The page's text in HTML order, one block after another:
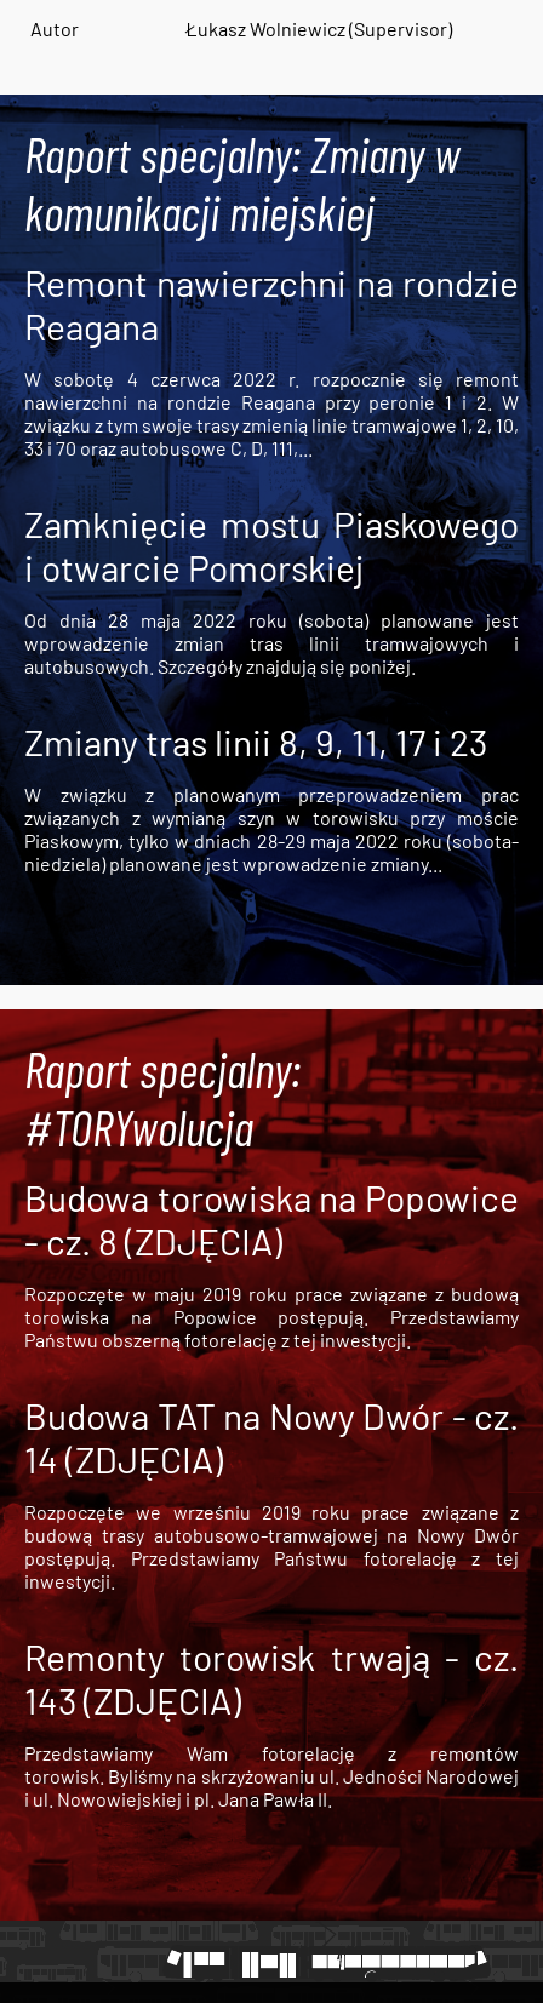
Autor Łukasz Wolniewicz (Supervisor)
Raport specjalny: Zmiany w
komunikacji miejskiej
Remont nawierzchni na rondzie
Reagana
W sobotę 4 czerwca 2022 r. rozpocznie się remont
nawierzchni na rondzie Reagana przy peronie 1 i 2. W
związku z tym swoje trasy zmienią linie tramwajowe 1, 2, 10,
33 i 70 oraz autobusowe C, D, 111,...
Zamknięcie mostu Piaskowego
i otwarcie Pomorskiej
Od dnia 28 maja 2022 roku (sobota) planowane jest
wprowadzenie zmian tras linii tramwajowych i
autobusowych. Szczegóły znajdują się poniżej.
Zmiany tras linii 8, 9, 11, 17 i 23
W związku z planowanym przeprowadzeniem prac
związanych z wymianą szyn w torowisku przy moście
Piaskowym, tylko w dniach 28-29 maja 2022 roku (sobota-
niedziela) planowane jest wprowadzenie zmiany...
Raport specjalny:
#TORYwolucja
Budowa torowiska na Popowice
- cz. 8 (ZDJĘCIA)
Rozpoczęte w maju 2019 roku prace związane z budową
torowiska na Popowice
postępują. Przedstawiamy
Państwu obszerną fotorelację z tej inwestycji.
Budowa TAT na Nowy Dwór - cz.
14 (ZDJĘCIA)
Rozpoczęte we wrześniu 2019 roku prace związane z
budową trasy autobusowo-tramwajowej na Nowy Dwór
postępują. Przedstawiamy Państwu fotorelację z tej
inwestycji.
Remonty torowisk trwają - cz.
143 (ZDJĘCIA)
Przedstawiamy Wam fotorelację z remontów
torowisk. Byliśmy na skrzyżowaniu ul. Jedności Narodowej
i ul. Nowowiejskiej i pl. Jana Pawła II.